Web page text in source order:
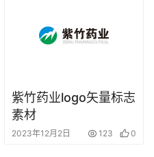
紫竹药业logo矢量标志
素材
2023年12月2日 123 0